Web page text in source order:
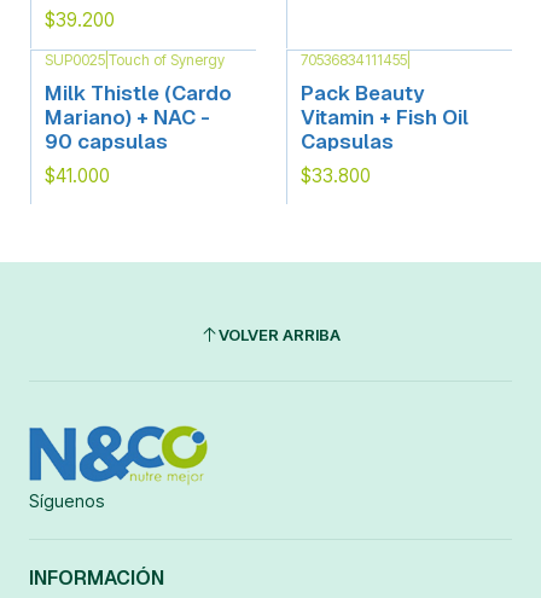
$39.200
SUP0025 Touch of Synergy
Milk Thistle (Cardo
Mariano) + NAC -
90 capsulas
$41.000
70536834111455
Pack Beauty
Vitamin + Fish Oil
Capsulas
$33.800
VOLVER ARRIBA
Síguenos
INFORMACIÓN